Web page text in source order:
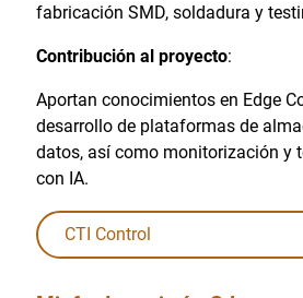
fabricación SMD, soldadura y
Contribución al proyecto:
Aportan conocimientos en Edge
desarrollo de plataformas de
datos, así como monitorización y
con IA.
CTI Control